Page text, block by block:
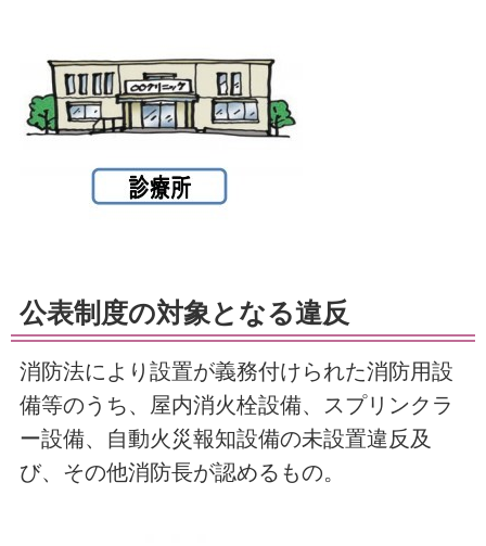
公表制度の対象となる違反
消防法により設置が義務付けられた消防用設
備等のうち、屋内消火栓設備、スプリンクラ
ー設備、自動火災報知設備の未設置違反及
び、その他消防長が認めるもの。